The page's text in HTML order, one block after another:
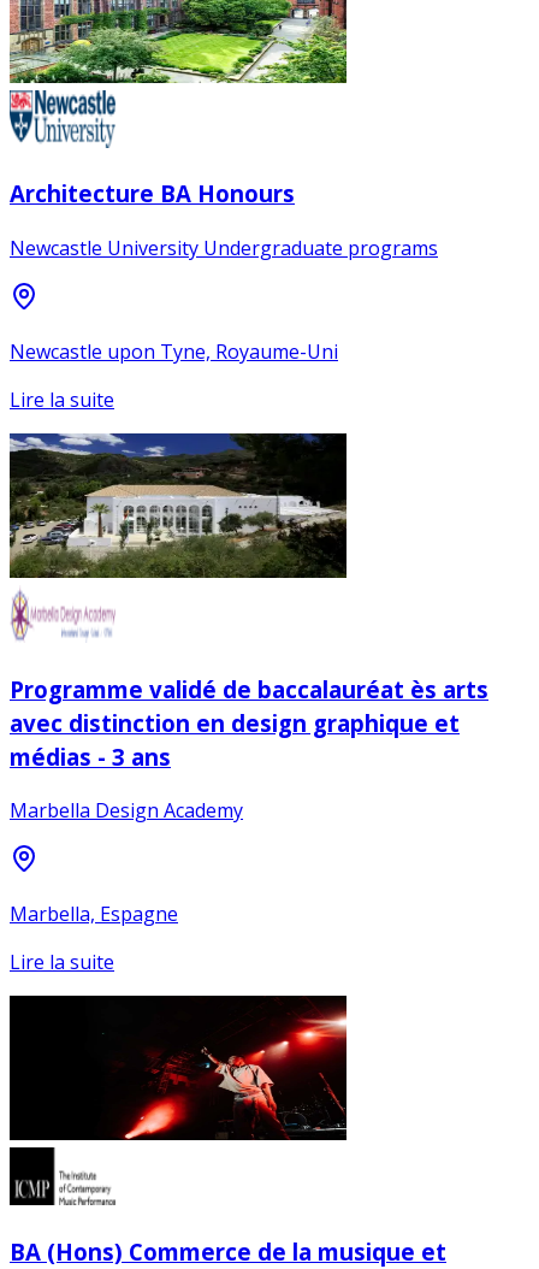
Architecture BA Honours
Newcastle University Undergraduate programs
Newcastle upon Tyne, Royaume-Uni
Lire la suite
Programme validé de baccalauréat ès arts
avec distinction en design graphique et
médias - 3 ans
Marbella Design Academy
Marbella, Espagne
Lire la suite
BA (Hons) Commerce de la musique et